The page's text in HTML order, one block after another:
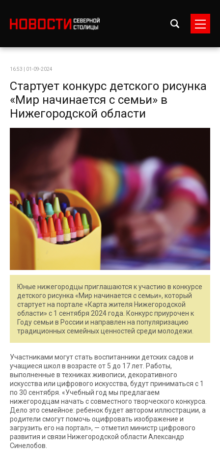
16:53 | 01-09-2024
Стартует конкурс детского рисунка
«Мир начинается с семьи» в
Нижегородской области
Юные нижегородцы приглашаются к участию в конкурсе
детского рисунка «Мир начинается с семьи», который
стартует на портале «Карта жителя Нижегородской
области» с 1 сентября 2024 года. Конкурс приурочен к
Году семьи в России и направлен на популяризацию
традиционных семейных ценностей среди молодежи.
Участниками могут стать воспитанники детских садов и
учащиеся школ в возрасте от 5 до 17 лет. Работы,
выполненные в техниках живописи, декоративного
искусства или цифрового искусства, будут приниматься с 1
по 30 сентября. «Учебный год мы предлагаем
нижегородцам начать с совместного творческого конкурса.
Дело это семейное: ребенок будет автором иллюстрации, а
родители смогут помочь оцифровать изображение и
загрузить его на портал», — отметил министр цифрового
развития и связи Нижегородской области Александр
Синелобов.